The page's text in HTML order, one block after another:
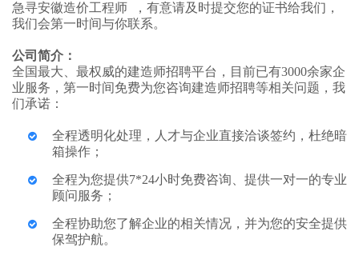
急寻安徽造价工程师 ，有意请及时提交您的证书给我们，
我们会第一时间与你联系。
公司简介：
全国最大、最权威的建造师招聘平台，目前已有3000余家企
业服务，第一时间免费为您咨询建造师招聘等相关问题，我
们承诺：
全程透明化处理，人才与企业直接洽谈签约，杜绝暗
箱操作；
全程为您提供7*24小时免费咨询、提供一对一的专业
顾问服务；
全程协助您了解企业的相关情况，并为您的安全提供
保驾护航。